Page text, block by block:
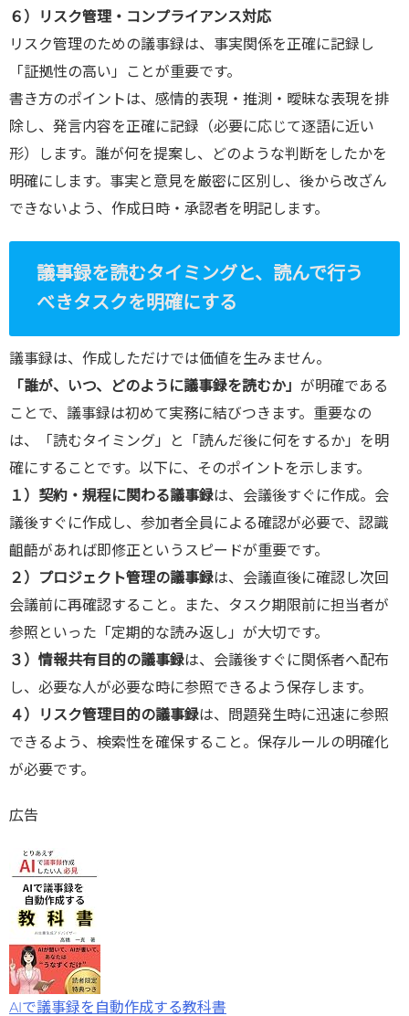
６）リスク管理・コンプライアンス対応
リスク管理のための議事録は、事実関係を正確に記録し
「証拠性の高い」ことが重要です。
書き方のポイントは、感情的表現・推測・曖昧な表現を排
除し、発言内容を正確に記録（必要に応じて逐語に近い
形）します。誰が何を提案し、どのような判断をしたかを
明確にします。事実と意見を厳密に区別し、後から改ざん
できないよう、作成日時・承認者を明記します。
議事録を読むタイミングと、読んで行う
べきタスクを明確にする
議事録は、作成しただけでは価値を生みません。
「誰が、いつ、どのように議事録を読むか」 が明確である
ことで、議事録は初めて実務に結びつきます。重要なの
は、「読むタイミング」と「読んだ後に何をするか」を明
確にすることです。以下に、そのポイントを示します。
１）契約・規程に関わる議事録は、会議後すぐに作成。会
議後すぐに作成し、参加者全員による確認が必要で、認識
齟齬があれば即修正というスピードが重要です。
２）プロジェクト管理の議事録は、会議直後に確認し次回
会議前に再確認すること。また、タスク期限前に担当者が
参照といった「定期的な読み返し」が大切です。
３）情報共有目的の議事録は、会議後すぐに関係者へ配布
し、必要な人が必要な時に参照できるよう保存します。
４）リスク管理目的の議事録は、問題発生時に迅速に参照
できるよう、検索性を確保すること。保存ルールの明確化
が必要です。
広告
AIで議事録を自動作成する教科書